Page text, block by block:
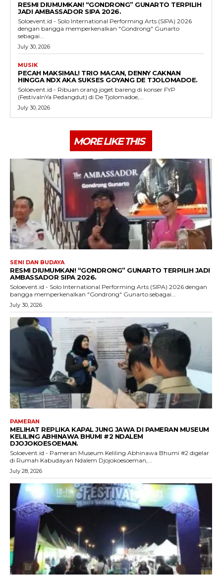
RESMI DIUMUMKAN! “GONDRONG” GUNARTO TERPILIH
JADI AMBASSADOR SIPA 2026.
Soloevent.id - Solo International Performing Arts (SIPA) 2026
dengan bangga memperkenalkan "Gondrong" Gunarto
sebagai...
July 30, 2026
MUSIK
PECAH MAKSIMAL! TRIO MACAN, DENNY CAKNAN
HINGGA NDX AKA SUKSES GOYANG DE TJOLOMADOE.
Soloevent.id - Ribuan orang joget bareng di konser FYP
(FestivalnYa Pedangdut) di De Tjolomadoe,...
July 30, 2026
MORE LIKE THIS
SENI DAN BUDAYA
RESMI DIUMUMKAN! “GONDRONG” GUNARTO TERPILIH JADI
AMBASSADOR SIPA 2026.
Soloevent.id - Solo International Performing Arts (SIPA) 2026 dengan
bangga memperkenalkan "Gondrong" Gunarto sebagai...
July 30, 2026
PAMERAN
MELIHAT REPLIKA KAPAL JUNG JAWA DI PAMERAN MUSEUM
KELILING ABHINAWA BHUMI #2 NDALEM
DJOJOKOESOEMAN.
Soloevent.id - Pameran Museum Keliling Abhinawa Bhumi #2 digelar
di Rumah Kabudayan Ndalem Djojokoesoeman,...
July 28, 2026